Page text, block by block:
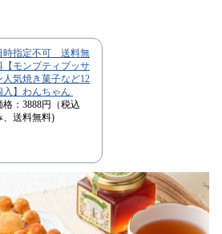
時指定不可 送料無
【モンプティプッサ
人気焼き菓子など12
入】わんちゃん
格：3888円（税込
、送料無料)